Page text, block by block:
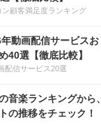
ン顧客満足度ランキング
動画配信サービスお
40選【徹底比較】
配信サービス20選
音楽ランキングから、
の推移をチェック！